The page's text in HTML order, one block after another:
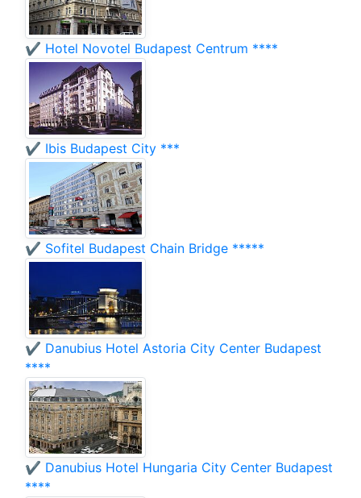
✔️ Hotel Novotel Budapest Centrum ****
✔️ Ibis Budapest City ***
✔️ Sofitel Budapest Chain Bridge *****
✔️ Danubius Hotel Astoria City Center Budapest
****
✔️ Danubius Hotel Hungaria City Center Budapest
****